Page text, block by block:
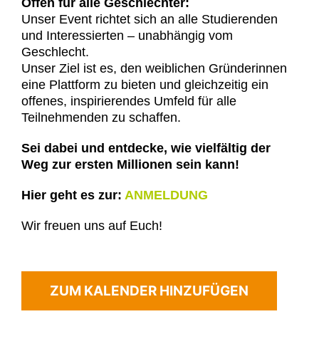
Unser Event richtet sich an alle Studierenden
und Interessierten – unabhängig vom
Geschlecht.
Unser Ziel ist es, den weiblichen Gründerinnen
eine Plattform zu bieten und gleichzeitig ein
offenes, inspirierendes Umfeld für alle
Teilnehmenden zu schaffen.
Sei dabei und entdecke, wie vielfältig der
Weg zur ersten Millionen sein kann!
Hier geht es zur: ANMELDUNG
Wir freuen uns auf Euch!
ZUM KALENDER HINZUFÜGEN